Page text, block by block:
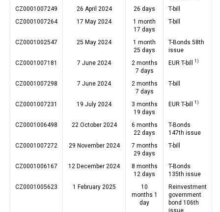
CZ0001007249 26 April 2024 26 days
T-bill
CZ0001007264
17 May 2024
1 month
17 days
T-bill
CZ0001002547 25 May 2024
1 month
25 days
T-Bonds 58th
issue
CZ0001007181
7 June 2024
2 months
7 days
EUR T-bill 1)
CZ0001007298 7 June 2024
2 months
7 days
T-bill
CZ0001007231 19 July 2024
3 months
19 days
EUR T-bill 1)
CZ0001006498 22 October 2024
6 months
22 days
T-Bonds
147th issue
CZ0001007272
29 November 2024
7 months
29 days
T-bill
CZ0001006167 12 December 2024
8 months
12 days
T-Bonds
135th issue
CZ0001005623
1 February 2025
10
months 1
day
Reinvestment
government
bond 106th
issue